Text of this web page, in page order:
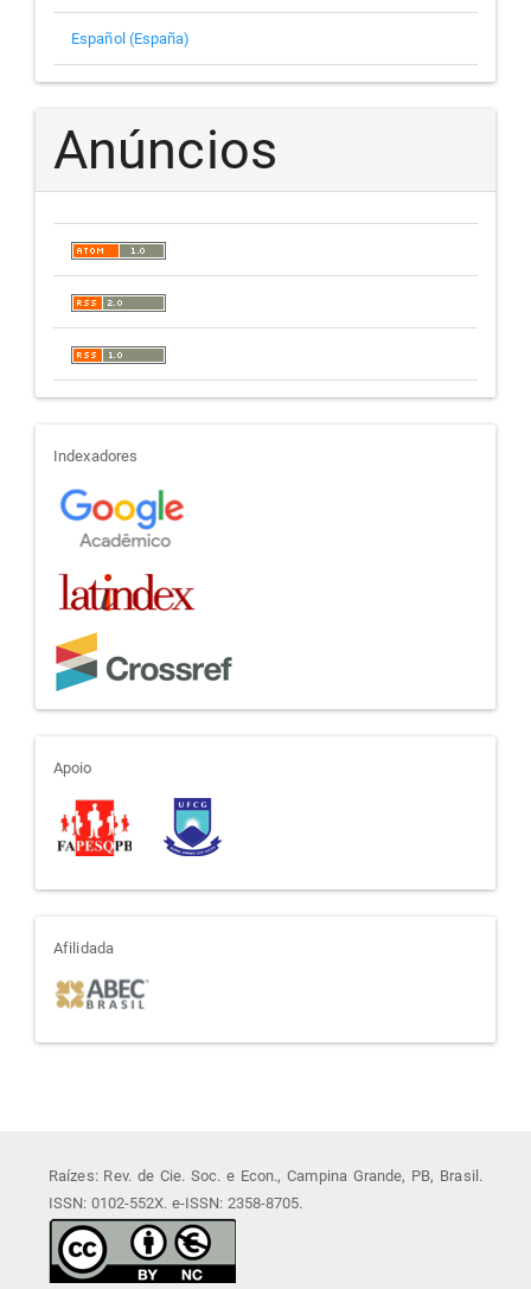
Español (España)
Anúncios
indexadores
Indexadores
apoio
Apoio
afiliada
Afilidada
Raízes: Rev. de Cie. Soc. e Econ., Campina Grande, PB, Brasil.
ISSN: 0102-552X. e-ISSN: 2358-8705.